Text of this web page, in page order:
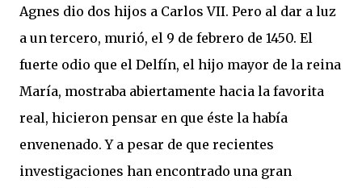
Agnes dio dos hijos a Carlos VII. Pero al dar a luz
a un tercero, murió, el 9 de febrero de 1450. El
fuerte odio que el Delfín, el hijo mayor de la reina
María, mostraba abiertamente hacia la favorita
real, hicieron pensar en que éste la había
envenenado. Y a pesar de que recientes
investigaciones han encontrado una gran